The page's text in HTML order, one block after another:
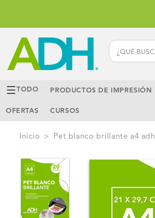
TODO PRODUCTOS DE IMPRESIÓN
OFERTAS
CURSOS
Inicio > pet blanco brillante a4 adh